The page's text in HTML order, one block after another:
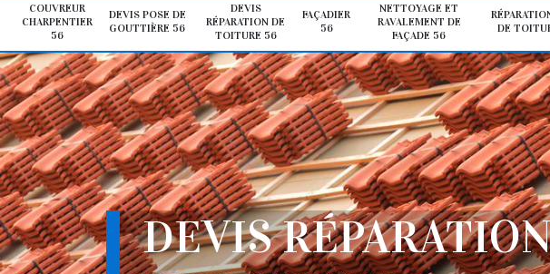
COUVREUR
CHARPENTIER
56
DEVIS POSE DE
GOUTTIÈRE 56
DEVIS
RÉPARATION DE
TOITURE 56
FAÇADIER
56
NETTOYAGE ET
RAVALEMENT DE
FAÇADE 56
DE
DEVIS